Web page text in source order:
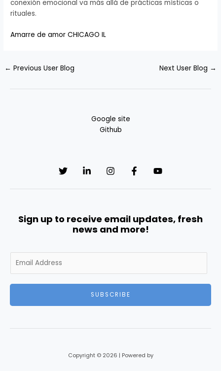
conexión emocional va más allá de prácticas místicas o
rituales.
Amarre de amor CHICAGO IL
← Previous User Blog Next User Blog →
Google site
Github
Sign up to receive email updates, fresh
news and more!
m
SUBSCRIBE
Copyright © 2026 | Powered by